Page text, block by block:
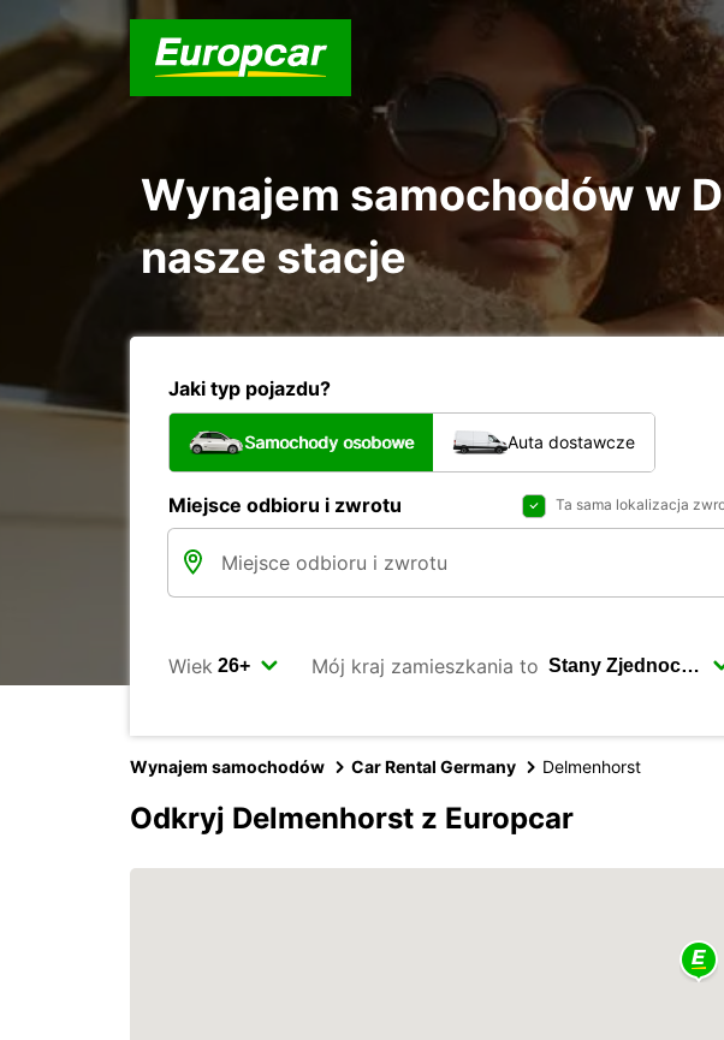
Wynajem samochodów w
nasze stacje
Jaki typ pojazdu?
Samochody osobowe Auta dostawcze
Miejsce odbioru i zwrotu Ta sama lokalizacja
Wiek Mój kraj zamieszkania to
Wynajem samochodów Car Rental Germany Delmenhorst
Odkryj Delmenhorst z Europcar